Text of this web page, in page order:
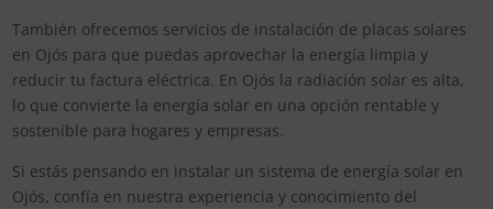
También ofrecemos servicios de instalación de placas solares
en Ojós para que puedas aprovechar la energía limpia y
reducir tu factura eléctrica. En Ojós la radiación solar es alta,
lo que convierte la energía solar en una opción rentable y
sostenible para hogares y empresas.
Si estás pensando en instalar un sistema de energía solar en
Ojós, confía en nuestra experiencia y conocimiento del